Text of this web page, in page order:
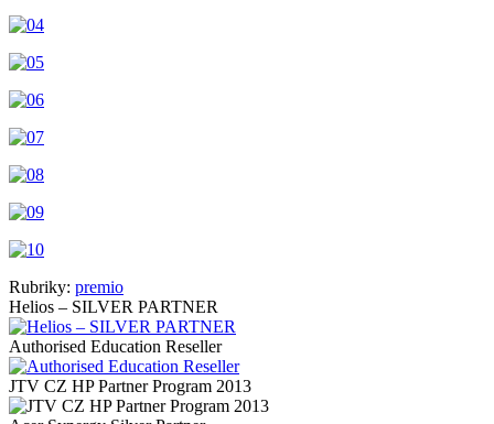
Rubriky: premio
Helios – SILVER PARTNER
Authorised Education Reseller
JTV CZ HP Partner Program 2013